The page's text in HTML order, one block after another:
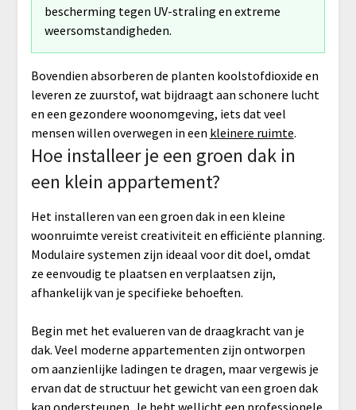
bescherming tegen UV-straling en extreme
weersomstandigheden.
Bovendien absorberen de planten koolstofdioxide en
leveren ze zuurstof, wat bijdraagt aan schonere lucht
en een gezondere woonomgeving, iets dat veel
mensen willen overwegen in een kleinere ruimte.
Hoe installeer je een groen dak in
een klein appartement?
Het installeren van een groen dak in een kleine
woonruimte vereist creativiteit en efficiënte planning.
Modulaire systemen zijn ideaal voor dit doel, omdat
ze eenvoudig te plaatsen en verplaatsen zijn,
afhankelijk van je specifieke behoeften.
Begin met het evalueren van de draagkracht van je
dak. Veel moderne appartementen zijn ontworpen
om aanzienlijke ladingen te dragen, maar vergewis je
ervan dat de structuur het gewicht van een groen dak